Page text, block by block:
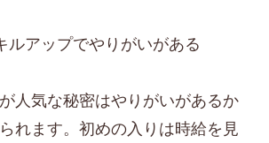
ルアップでやりがいがある
人気な秘密はやりがいがあるか
れます。初めの入りは時給を見